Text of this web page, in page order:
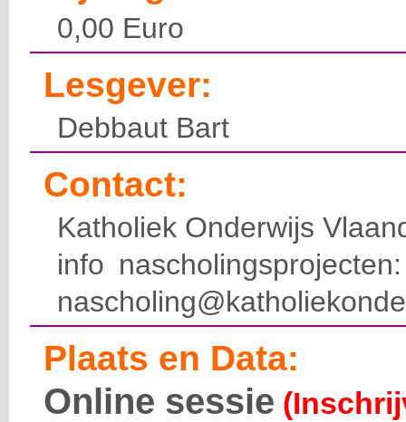
0,00 Euro
Lesgever:
Debbaut Bart
Contact:
Katholiek Onderwijs
info
Plaats en Data:
Online sessie